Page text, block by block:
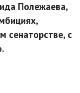
Полежаева,
сенаторстве, с